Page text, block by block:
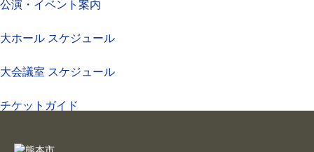
公演・イベント案内
大ホール スケジュール
大会議室 スケジュール
チケットガイド